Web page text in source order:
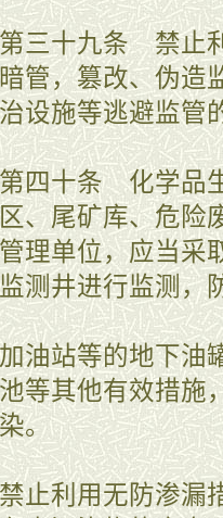
九条 禁止利
管，篡改、伪造
设施等逃避监管
十条 化学品生
、尾矿库、危险
理单位，应当采
测井进行监测，
等的地下油罐
等其他有效措施
。
用无防渗漏措